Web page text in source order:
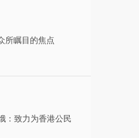
所瞩目的焦点
：致力为香港公民